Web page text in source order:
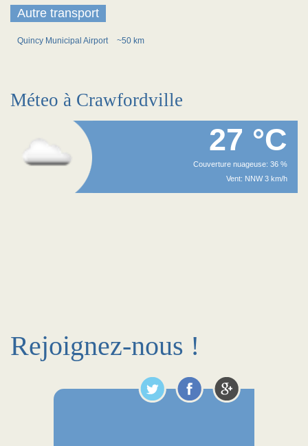
Autre transport
Quincy Municipal Airport ~50 km
Méteo à Crawfordville
27 °C
Couverture nuageuse: 36 %
Vent: NNW 3 km/h
Rejoignez-nous !